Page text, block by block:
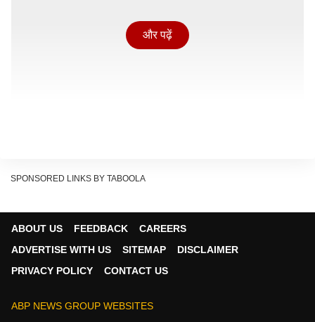
युवकों ने इंसानियत दिखाते हुए उसे तुरंत पानीपत के सिविल
और पढ़ें
SPONSORED LINKS BY TABOOLA
ABOUT US FEEDBACK
CAREERS
ADVERTISE WITH US
SITEMAP
DISCLAIMER
PRIVACY POLICY
CONTACT US
ABP NEWS GROUP WEBSITES